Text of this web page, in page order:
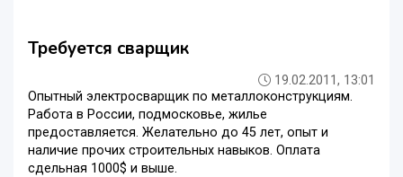
Требуется сварщик
19.02.2011, 13:01
Опытный электросварщик по металлоконструкциям.
Работа в России, подмосковье, жилье
предоставляется. Желательно до 45 лет, опыт и
наличие прочих строительных навыков. Оплата
сдельная 1000$ и выше.